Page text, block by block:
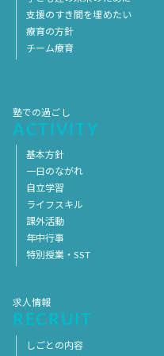
支援のすき間を埋めたい
療育の方針
チーム療育
塾での過ごし
ACTIVITY
基本方針
一日のながれ
自立学習
ライフスキル
課外活動
年中行事
特別授業・SST
求人情報
RECRUIT
しごとの内容